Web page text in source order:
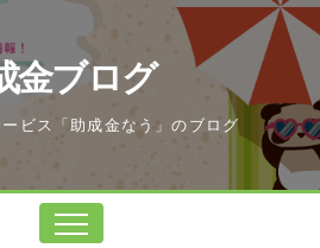
金ブログ
ビス「助成金なう」のブログ